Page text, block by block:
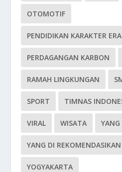
OTOMOTIF
PENDIDIKAN KARAKTER
PERDAGANGAN KARBON
RAMAH LINGKUNGAN
SPORT TIMNAS
VIRAL WISATA
YANG DI REKOMENDASIKAN
YOGYAKARTA